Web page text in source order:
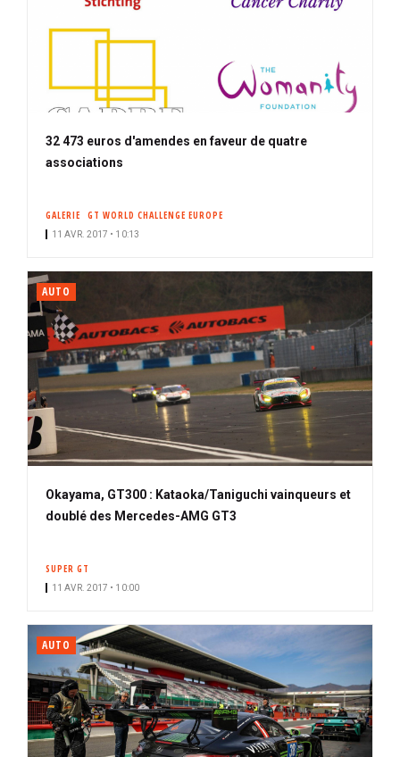
32 473 euros d'amendes en faveur de quatre
associations
GALERIE GT WORLD CHALLENGE EUROPE
11 AVR. 2017 • 10:13
AUTO
Okayama, GT300 : Kataoka/Taniguchi vainqueurs et
doublé des Mercedes-AMG GT3
SUPER GT
11 AVR. 2017 • 10:00
AUTO